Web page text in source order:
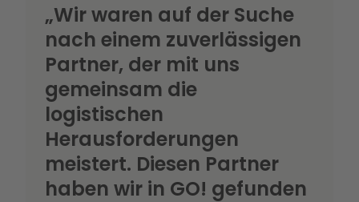
„Wir waren auf der Suche
nach einem zuverlässigen
Partner, der mit uns
gemeinsam die
logistischen
Herausforderungen
meistert. Diesen Partner
haben wir in GO! gefunden